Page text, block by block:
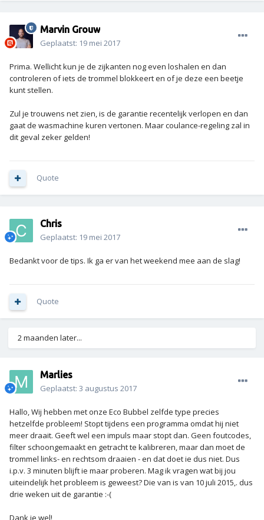
Marvin Grouw
Geplaatst: 19 mei 2017
Prima. Wellicht kun je de zijkanten nog even loshalen en dan
controleren of iets de trommel blokkeert en of je deze een beetje
kunt stellen.
Zul je trouwens net zien, is de garantie recentelijk verlopen en dan
gaat de wasmachine kuren vertonen. Maar coulance-regeling zal in
dit geval zeker gelden!
Quote
Chris
Geplaatst: 19 mei 2017
Bedankt voor de tips. Ik ga er van het weekend mee aan de slag!
Quote
2 maanden later...
Marlies
Geplaatst: 3 augustus 2017
Hallo, Wij hebben met onze Eco Bubbel zelfde type precies
hetzelfde probleem! Stopt tijdens een programma omdat hij niet
meer draait. Geeft wel een impuls maar stopt dan. Geen foutcodes,
filter schoongemaakt en getracht te kalibreren, maar dan moet de
trommel links- en rechtsom draaien - en dat doet ie dus niet. Dus
i.p.v. 3 minuten blijft ie maar proberen. Mag ik vragen wat bij jou
uiteindelijk het probleem is geweest? Die van is van 10 juli 2015,. dus
drie weken uit de garantie :-(
Dank je wel!